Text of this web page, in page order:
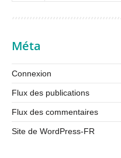
Méta
Connexion
Flux des publications
Flux des commentaires
Site de WordPress-FR